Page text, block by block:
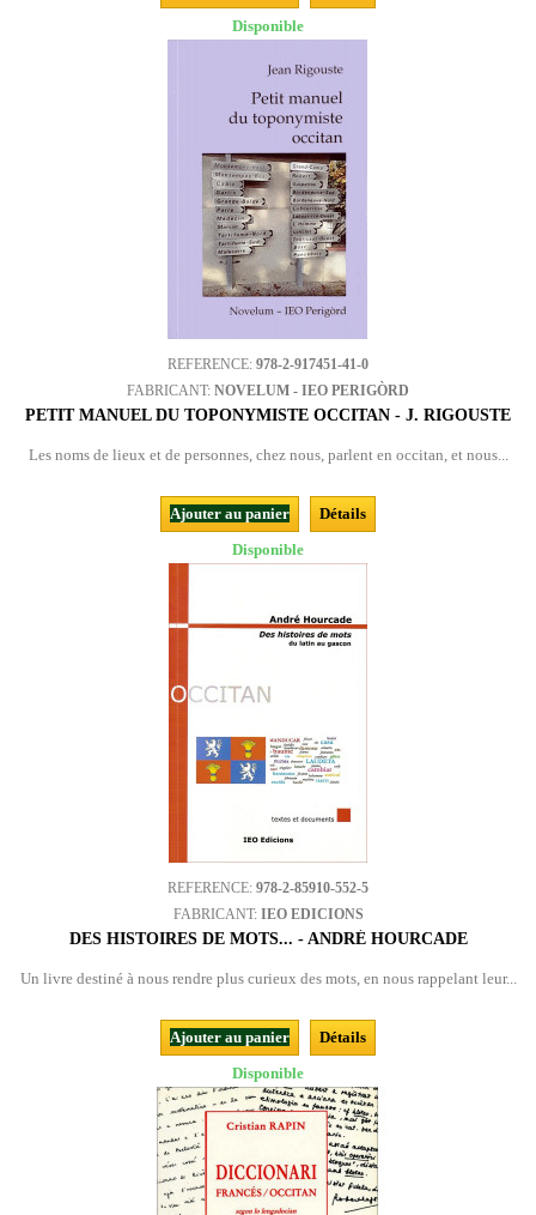
Disponible
REFERENCE: 978-2-917451-41-0
FABRICANT: NOVELUM - IEO PERIGÒRD
PETIT MANUEL DU TOPONYMISTE OCCITAN - J. RIGOUSTE
Les noms de lieux et de personnes, chez nous, parlent en occitan, et nous...
Ajouter au panier
Détails
Disponible
REFERENCE: 978-2-85910-552-5
FABRICANT: IEO EDICIONS
DES HISTOIRES DE MOTS... - ANDRÉ HOURCADE
Un livre destiné à nous rendre plus curieux des mots, en nous rappelant leur...
Ajouter au panier
Détails
Disponible